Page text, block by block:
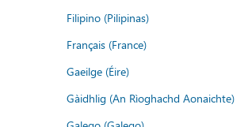
Filipino (Pilipinas)
Français (France)
Gaeilge (Éire)
Gàidhlig (An Rìoghachd Aonaichte)